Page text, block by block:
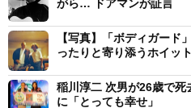
がら… ドアマンが証言
【写真】「ボディガー
ったりと寄り添うホイッ
稲川淳二 次男が26歳で
に「とっても幸せ」